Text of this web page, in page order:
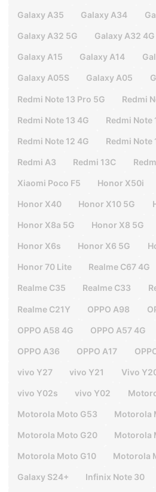
Galaxy A35 Galaxy A34
Galaxy A32 5G Galaxy A32 4G
Galaxy A15 Galaxy A14
Galaxy A05S Galaxy A05
Redmi Note 13 Pro 5G Redmi
Redmi Note 13 4G Redmi Note
Redmi Note 12 4G Redmi Note
Redmi A3 Redmi 13C
Xiaomi Poco F5 Honor X50i
Honor X40 Honor X10 5G
Honor X8a 5G Honor X8 5G
Honor X6s Honor X6 5G
Honor 70 Lite Realme C67 4G
Realme C35 Realme C33
Realme C21Y OPPO A98
OPPO A58 4G OPPO A57 4G
OPPO A36 OPPO A17
vivo Y27 vivo Y21 Vivo
vivo Y02s vivo Y02
Motorola Moto G53 Motorola
Motorola Moto G20 Motorola
Motorola Moto G10 Motorola
Galaxy S24+ Infinix Note 30